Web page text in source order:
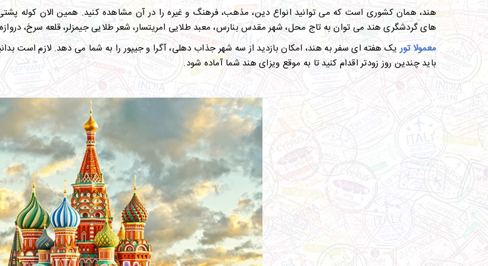
هند، همان کشوری است که می توانید انواع دین، مذهب، فرهنگ و غیره را در آن مشاهده کنید. همین الان کوله پشتی
های گردشگری هند می توان به تاج محل، شهر مقدس بنارس، معبد طلایی امریتسار، شعر طلایی جیمزلر، قلعه سرخ، دروازه
معمولا توریک هفته ای سفر به هند، امکان بازدید از سه شهر جذاب دهلی، آگرا و جیپور را به شما می دهد. لازم است
باید چندین روز زودتر اقدام کنید تا به موقع ویزای هند شما آماده شود.